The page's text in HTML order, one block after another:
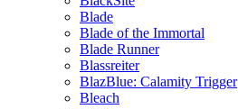
Blade
Blade of the Immortal
Blade Runner
Blassreiter
BlazBlue: Calamity Trigger
Bleach